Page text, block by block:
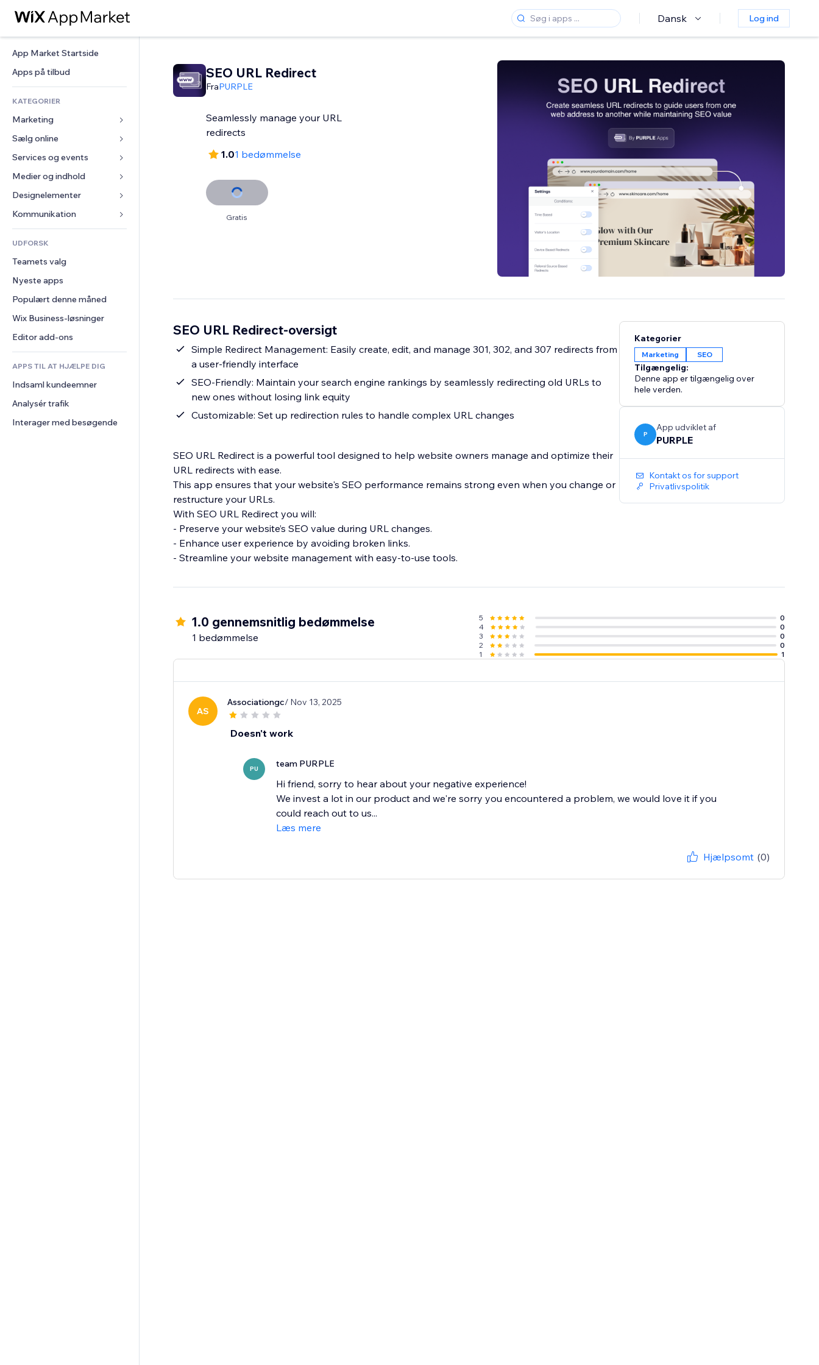
Dansk Log ind
App Market Startside
Apps på tilbud
KATEGORIER
Marketing
Annoncer
Mobil
Statistikker
Hjemmesideregister
E-mail
Sælg online
Apps til Webshops
Forsendelse og levering
Sælg-knapper
Bogføring
Kuponer og loyalitet
Lagerløsninger
Services og events
Hoteller
Events
Restauranter
Ejendomshandel
Bookinger
Medier og indhold
Galleri
Musik
Podcasts
Fotografi
Video
PDF
Fildeling
Nyheder
Designelementer
Kort og Navigation
Privatliv & Sikkerhed
Ur
Sideskabeloner
Billedeffekter
Knapper og menuer
Bannere og badges
Lommeregnere
Søg
Vejr
Diagrammer og tabeller
Formularer
Meningsmålinger
Chat
Kommentarer
Telefon
Fællesskab
Anmeldelser og anbefalinger
CRM
UDFORSK
Teamets valg
Nyeste apps
Populært denne måned
Wix Business-løsninger
Editor add-ons
APPS TIL AT HJÆLPE DIG
Indsaml kundeemner
Analysér trafik
Interager med besøgende
SEO URL Redirect
FraPURPLE
Seamlessly manage your URL
redirects
1.01 bedømmelse
Gratis
SEO URL Redirect-oversigt
Simple Redirect Management: Easily create, edit, and manage 301, 302, and 307 redirects from
a user-friendly interface
SEO-Friendly: Maintain your search engine rankings by seamlessly redirecting old URLs to
new ones without losing link equity
Customizable: Set up redirection rules to handle complex URL changes
SEO URL Redirect is a powerful tool designed to help website owners manage and optimize their
URL redirects with ease.
This app ensures that your website's SEO performance remains strong even when you change or
restructure your URLs.
With SEO URL Redirect you will:
- Preserve your website’s SEO value during URL changes.
- Enhance user experience by avoiding broken links.
Kategorier
Marketing SEO
Tilgængelig:
Denne app er tilgængelig over
hele verden.
P
App udviklet af
PURPLE
Kontakt os for support
Privatlivspolitik
1.0 gennemsnitlig bedømmelse
1 bedømmelse
5
0
4
0
3
0
2
0
1
1
AS
Associationgc/ Nov 13, 2025
Doesn't work
PU team PURPLE
Hi friend, sorry to hear about your negative experience!
We invest a lot in our product and we're sorry you encountered a problem, we would love it if you
could reach out to us...
Læs mere
Hjælpsomt (0)